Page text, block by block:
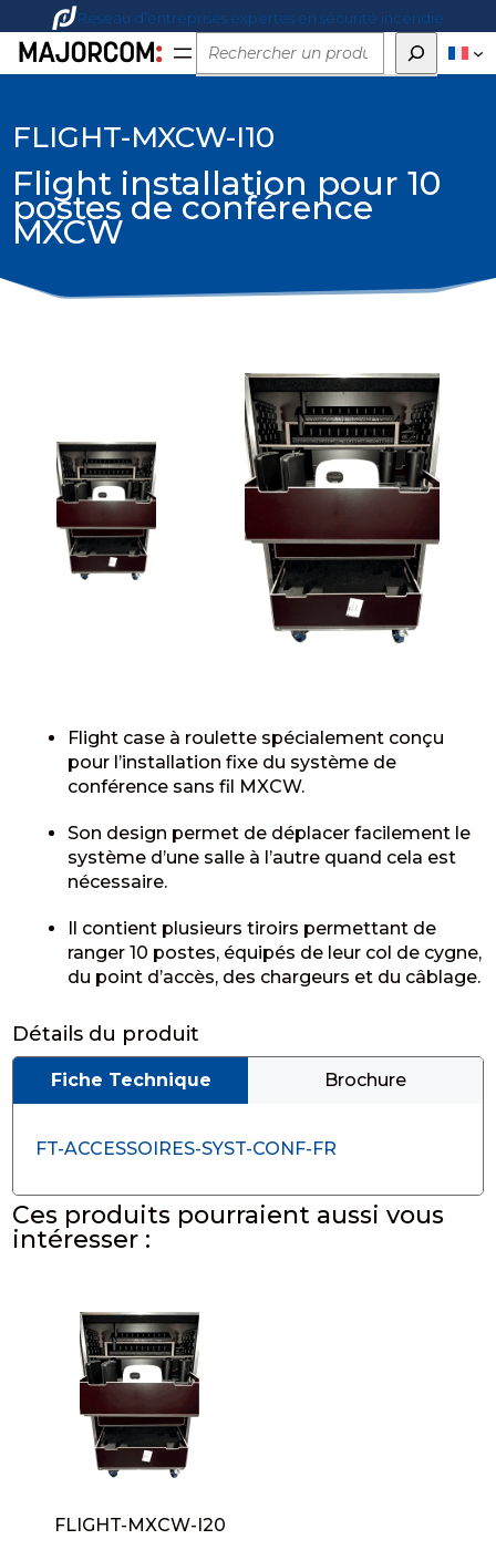
Réseau d’entreprises expertes en sécurité incendie
Rechercher
FLIGHT-MXCW-I10
Flight installation pour 10
postes de conférence
MXCW
Flight case à roulette spécialement conçu
pour l’installation fixe du système de
conférence sans fil MXCW.
Son design permet de déplacer facilement le
système d’une salle à l’autre quand cela est
nécessaire.
Il contient plusieurs tiroirs permettant de
ranger 10 postes, équipés de leur col de cygne,
du point d’accès, des chargeurs et du câblage.
Détails du produit
Fiche Technique Brochure
FT-ACCESSOIRES-SYST-CONF-FR
Ces produits pourraient aussi vous
intéresser :
FLIGHT-MXCW-I20